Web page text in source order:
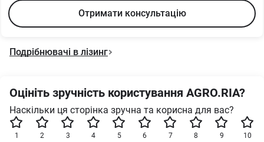
Отримати консультацію
Подрібнювачі в лізинг
Оцініть зручність користування AGRO.RIA?
Наскільки ця сторінка зручна та корисна для вас?
10
9
8
7
6
5
4
3
2
1